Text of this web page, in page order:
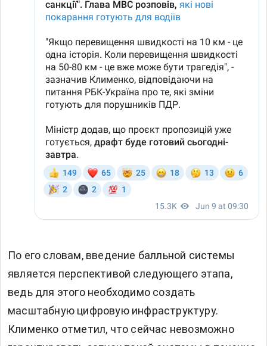
По его словам, введение балльной системы
является перспективой следующего этапа,
ведь для этого необходимо создать
масштабную цифровую инфраструктуру.
Клименко отметил, что сейчас невозможно